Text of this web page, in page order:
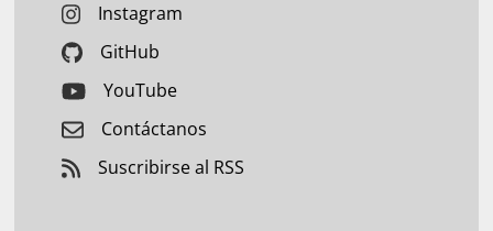
Instagram
GitHub
YouTube
Contáctanos
Suscribirse al RSS